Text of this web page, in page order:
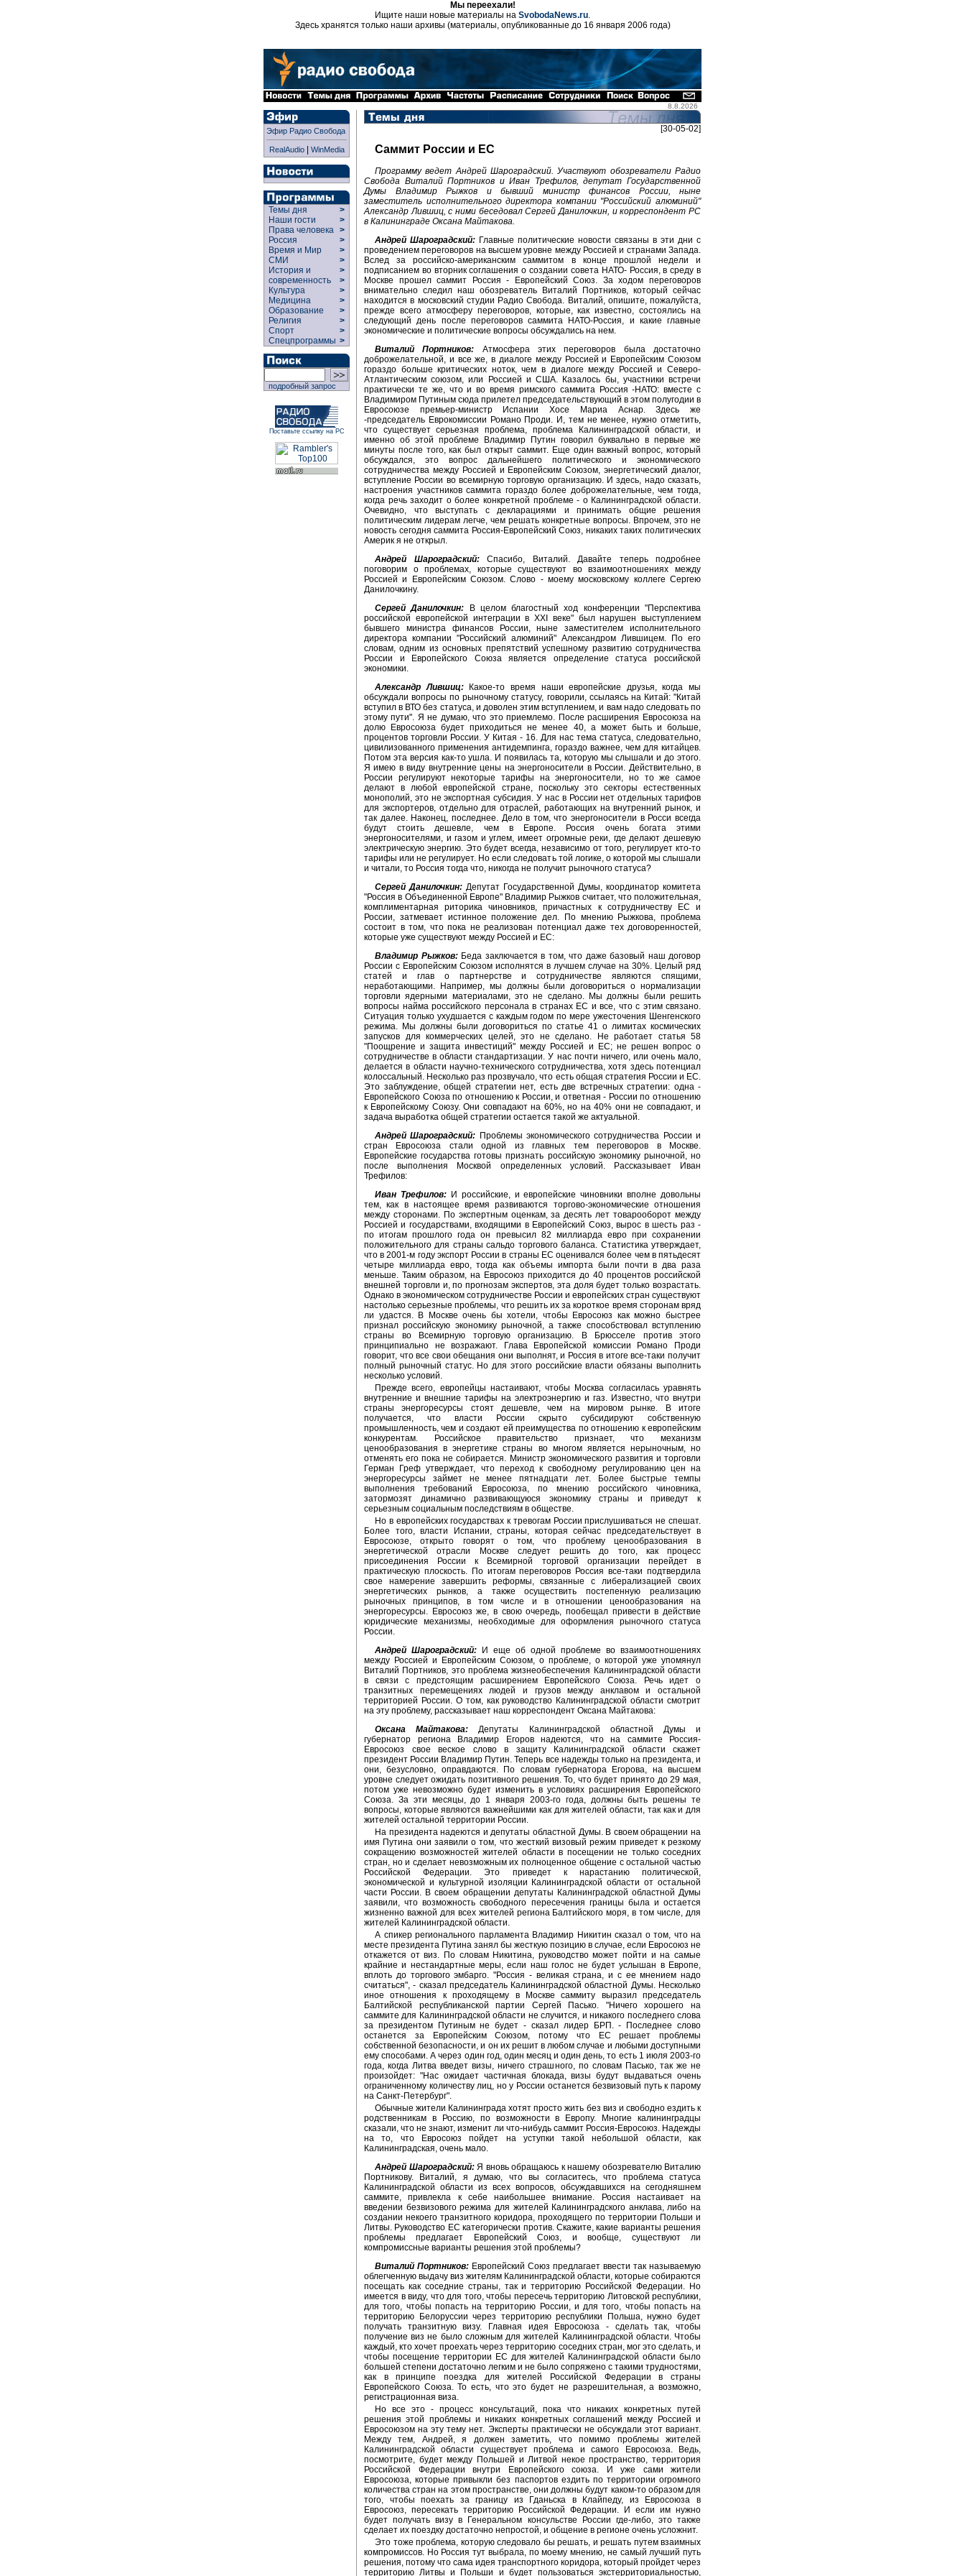
Мы переехали!
Ищите наши новые материалы на SvobodaNews.ru.
Здесь хранятся только наши архивы (материалы, опубликованные до 16 января 2006 года)
8.8.2026
Эфир Радио Свобода
RealAudio| WinMedia
Темы дня
>
Наши гости
>
Права человека >
Россия
>
Время и Мир
>
СМИ
>
История и
современность
>
>
Культура
>
Медицина
>
Образование
>
Религия
>
Спорт
>
Спецпрограммы >
подробный запрос
Поставьте ссылку на РС
[30-05-02]
Саммит России и ЕС
Программу ведет Андрей Шароградский. Участвуют обозреватели Радио
Свобода Виталий Портников и Иван Трефилов, депутат Государственной
Думы Владимир Рыжков и бывший министр финансов России, ныне
заместитель исполнительного директора компании "Российский алюминий"
Александр Лившиц, с ними беседовал Сергей Данилочкин, и корреспондент РС
в Калининграде Оксана Майтакова.
Андрей Шароградский: Главные политические новости связаны в эти дни с
проведением переговоров на высшем уровне между Россией и странами Запада.
Вслед за российско-американским саммитом в конце прошлой недели и
подписанием во вторник соглашения о создании совета НАТО- Россия, в среду в
Москве прошел саммит Россия - Европейский Союз. За ходом переговоров
внимательно следил наш обозреватель Виталий Портников, который сейчас
находится в московский студии Радио Свобода. Виталий, опишите, пожалуйста,
прежде всего атмосферу переговоров, которые, как известно, состоялись на
следующий день после переговоров саммита НАТО-Россия, и какие главные
экономические и политические вопросы обсуждались на нем.
Виталий Портников: Атмосфера этих переговоров была достаточно
доброжелательной, и все же, в диалоге между Россией и Европейским Союзом
гораздо больше критических ноток, чем в диалоге между Россией и Северо-
Атлантическим союзом, или Россией и США. Казалось бы, участники встречи
практически те же, что и во время римского саммита Россия -НАТО: вместе с
Владимиром Путиным сюда прилетел председательствующий в этом полугодии в
Евросоюзе премьер-министр Испании Хосе Мариа Аснар. Здесь же
-председатель Еврокомиссии Романо Проди. И, тем не менее, нужно отметить,
что существует серьезная проблема, проблема Калининградской области, и
именно об этой проблеме Владимир Путин говорил буквально в первые же
минуты после того, как был открыт саммит. Еще один важный вопрос, который
обсуждался, это вопрос дальнейшего политического и экономического
сотрудничества между Россией и Европейским Союзом, энергетический диалог,
вступление России во всемирную торговую организацию. И здесь, надо сказать,
настроения участников саммита гораздо более доброжелательные, чем тогда,
когда речь заходит о более конкретной проблеме - о Калининградской области.
Очевидно, что выступать с декларациями и принимать общие решения
политическим лидерам легче, чем решать конкретные вопросы. Впрочем, это не
новость сегодня саммита Россия-Европейский Союз, никаких таких политических
Америк я не открыл.
Андрей Шароградский:Спасибо, Виталий. Давайте теперь подробнее
поговорим о проблемах, которые существуют во взаимоотношениях между
Россией и Европейским Союзом. Слово - моему московскому коллеге Сергею
Данилочкину.
Сергей Данилочкин: В целом благостный ход конференции "Перспектива
российской европейской интеграции в ХХI веке" был нарушен выступлением
бывшего министра финансов России, ныне заместителем исполнительного
директора компании "Российский алюминий" Александром Лившицем. По его
словам, одним из основных препятствий успешному развитию сотрудничества
России и Европейского Союза является определение статуса российской
экономики.
Александр Лившиц:Какое-то время наши европейские друзья, когда мы
обсуждали вопросы по рыночному статусу, говорили, ссылаясь на Китай: "Китай
вступил в ВТО без статуса, и доволен этим вступлением, и вам надо следовать по
этому пути". Я не думаю, что это приемлемо. После расширения Евросоюза на
долю Евросоюза будет приходиться не менее 40, а может быть и больше,
процентов торговли России. У Китая - 16. Для нас тема статуса, следовательно,
цивилизованного применения антидемпинга, гораздо важнее, чем для китайцев.
Потом эта версия как-то ушла. И появилась та, которую мы слышали и до этого.
Я имею в виду внутренние цены на энергоносители в России. Действительно, в
России регулируют некоторые тарифы на энергоносители, но то же самое
делают в любой европейской стране, поскольку это секторы естественных
монополий, это не экспортная субсидия. У нас в России нет отдельных тарифов
для экспортеров, отдельно для отраслей, работающих на внутренний рынок, и
так далее. Наконец, последнее. Дело в том, что энергоносители в Росси всегда
будут стоить дешевле, чем в Европе. Россия очень богата этими
энергоносителями, и газом и углем, имеет огромные реки, где делают дешевую
электрическую энергию. Это будет всегда, независимо от того, регулирует кто-то
тарифы или не регулирует. Но если следовать той логике, о которой мы слышали
и читали, то Россия тогда что, никогда не получит рыночного статуса?
Сергей Данилочкин: Депутат Государственной Думы, координатор комитета
"Россия в Объединенной Европе" Владимир Рыжков считает, что положительная,
комплиментарная риторика чиновников, причастных к сотрудничеству ЕС и
России, затмевает истинное положение дел. По мнению Рыжкова, проблема
состоит в том, что пока не реализован потенциал даже тех договоренностей,
которые уже существуют между Россией и ЕС:
Владимир Рыжков:Беда заключается в том, что даже базовый наш договор
России с Европейским Союзом исполнятся в лучшем случае на 30%. Целый ряд
статей и глав о партнерстве и сотрудничестве являются спящими,
неработающими. Например, мы должны были договориться о нормализации
торговли ядерными материалами, это не сделано. Мы должны были решить
вопросы найма российского персонала в странах ЕС и все, что с этим связано.
Ситуация только ухудшается с каждым годом по мере ужесточения Шенгенского
режима. Мы должны были договориться по статье 41 о лимитах космических
запусков для коммерческих целей, это не сделано. Не работает статья 58
"Поощрение и защита инвестиций" между Россией и ЕС; не решен вопрос о
сотрудничестве в области стандартизации. У нас почти ничего, или очень мало,
делается в области научно-технического сотрудничества, хотя здесь потенциал
колоссальный. Несколько раз прозвучало, что есть общая стратегия России и ЕС.
Это заблуждение, общей стратегии нет, есть две встречных стратегии: одна -
Европейского Союза по отношению к России, и ответная - России по отношению
к Европейскому Союзу. Они совпадают на 60%, но на 40% они не совпадают, и
задача выработка общей стратегии остается такой же актуальной.
Андрей Шароградский: Проблемы экономического сотрудничества России и
стран Евросоюза стали одной из главных тем переговоров в Москве.
Европейские государства готовы признать российскую экономику рыночной, но
после выполнения Москвой определенных условий. Рассказывает Иван
Трефилов:
Иван Трефилов:И российские, и европейские чиновники вполне довольны
тем, как в настоящее время развиваются торгово-экономические отношения
между сторонами. По экспертным оценкам, за десять лет товарооборот между
Россией и государствами, входящими в Европейский Союз, вырос в шесть раз -
по итогам прошлого года он превысил 82 миллиарда евро при сохранении
положительного для страны сальдо торгового баланса. Статистика утверждает,
что в 2001-м году экспорт России в страны ЕС оценивался более чем в пятьдесят
четыре миллиарда евро, тогда как объемы импорта были почти в два раза
меньше. Таким образом, на Евросоюз приходится до 40 процентов российской
внешней торговли и, по прогнозам экспертов, эта доля будет только возрастать.
Однако в экономическом сотрудничестве России и европейских стран существуют
настолько серьезные проблемы, что решить их за короткое время сторонам вряд
ли удастся. В Москве очень бы хотели, чтобы Евросоюз как можно быстрее
признал российскую экономику рыночной, а также способствовал вступлению
страны во Всемирную торговую организацию. В Брюсселе против этого
принципиально не возражают. Глава Европейской комиссии Романо Проди
говорит, что все свои обещания они выполнят, и Россия в итоге все-таки получит
полный рыночный статус. Но для этого российские власти обязаны выполнить
несколько условий.
Прежде всего, европейцы настаивают, чтобы Москва согласилась уравнять
внутренние и внешние тарифы на электроэнергию и газ. Известно, что внутри
страны энергоресурсы стоят дешевле, чем на мировом рынке. В итоге
получается, что власти России скрыто субсидируют собственную
промышленность, чем и создают ей преимущества по отношению к европейским
конкурентам. Российское правительство признает, что механизм
ценообразования в энергетике страны во многом является нерыночным, но
отменять его пока не собирается. Министр экономического развития и торговли
Герман Греф утверждает, что переход к свободному регулированию цен на
энергоресурсы займет не менее пятнадцати лет. Более быстрые темпы
выполнения требований Евросоюза, по мнению российского чиновника,
затормозят динамично развивающуюся экономику страны и приведут к
серьезным социальным последствиям в обществе.
Но в европейских государствах к тревогам России прислушиваться не спешат.
Более того, власти Испании, страны, которая сейчас председательствует в
Евросоюзе, открыто говорят о том, что проблему ценообразования в
энергетической отрасли Москве следует решить до того, как процесс
присоединения России к Всемирной торговой организации перейдет в
практическую плоскость. По итогам переговоров Россия все-таки подтвердила
свое намерение завершить реформы, связанные с либерализацией своих
энергетических рынков, а также осуществить постепенную реализацию
рыночных принципов, в том числе и в отношении ценообразования на
энергоресурсы. Евросоюз же, в свою очередь, пообещал привести в действие
юридические механизмы, необходимые для оформления рыночного статуса
России.
Андрей Шароградский: И еще об одной проблеме во взаимоотношениях
между Россией и Европейским Союзом, о проблеме, о которой уже упомянул
Виталий Портников, это проблема жизнеобеспечения Калининградской области
в связи с предстоящим расширением Европейского Союза. Речь идет о
транзитных перемещениях людей и грузов между анклавом и остальной
территорией России. О том, как руководство Калининградской области смотрит
на эту проблему, рассказывает наш корреспондент Оксана Майтакова:
Оксана Майтакова: Депутаты Калининградской областной Думы и
губернатор региона Владимир Егоров надеются, что на саммите Россия-
Евросоюз свое веское слово в защиту Калининградской области скажет
президент России Владимир Путин. Теперь все надежды только на президента, и
они, безусловно, оправдаются. По словам губернатора Егорова, на высшем
уровне следует ожидать позитивного решения. То, что будет принято до 29 мая,
потом уже невозможно будет изменить в условиях расширения Европейского
Союза. За эти месяцы, до 1 января 2003-го года, должны быть решены те
вопросы, которые являются важнейшими как для жителей области, так как и для
жителей остальной территории России.
На президента надеются и депутаты областной Думы. В своем обращении на
имя Путина они заявили о том, что жесткий визовый режим приведет к резкому
сокращению возможностей жителей области в посещении не только соседних
стран, но и сделает невозможным их полноценное общение с остальной частью
Российской Федерации. Это приведет к нарастанию политической,
экономической и культурной изоляции Калининградской области от остальной
части России. В своем обращении депутаты Калининградской областной Думы
заявили, что возможность свободного пересечения границы была и остается
жизненно важной для всех жителей региона Балтийского моря, в том числе, для
жителей Калининградской области.
А спикер регионального парламента Владимир Никитин сказал о том, что на
месте президента Путина занял бы жесткую позицию в случае, если Евросоюз не
откажется от виз. По словам Никитина, руководство может пойти и на самые
крайние и нестандартные меры, если наш голос не будет услышан в Европе,
вплоть до торгового эмбарго. "Россия - великая страна, и с ее мнением надо
считаться", - сказал председатель Калининградской областной Думы. Несколько
иное отношения к проходящему в Москве саммиту выразил председатель
Балтийской республиканской партии Сергей Пасько. "Ничего хорошего на
саммите для Калининградской области не случится, и никакого последнего слова
за президентом Путиным не будет - сказал лидер БРП. - Последнее слово
останется за Европейским Союзом, потому что ЕС решает проблемы
собственной безопасности, и он их решит в любом случае и любыми доступными
ему способами. А через один год, один месяц и один день, то есть 1 июля 2003-го
года, когда Литва введет визы, ничего страшного, по словам Пасько, так же не
произойдет: "Нас ожидает частичная блокада, визы будут выдаваться очень
ограниченному количеству лиц, но у России останется безвизовый путь к парому
на Санкт-Петербург".
Обычные жители Калининграда хотят просто жить без виз и свободно ездить к
родственникам в Россию, по возможности в Европу. Многие калининградцы
сказали, что не знают, изменит ли что-нибудь саммит Россия-Евросоюз. Надежды
на то, что Евросоюз пойдет на уступки такой небольшой области, как
Калининградская, очень мало.
Андрей Шароградский:Я вновь обращаюсь к нашему обозревателю Виталию
Портникову. Виталий, я думаю, что вы согласитесь, что проблема статуса
Калининградской области из всех вопросов, обсуждавшихся на сегодняшнем
саммите, привлекла к себе наибольшее внимание. Россия настаивает на
введении безвизового режима для жителей Калининградского анклава, либо на
создании некоего транзитного коридора, проходящего по территории Польши и
Литвы. Руководство ЕС категорически против. Скажите, какие варианты решения
проблемы предлагает Европейский Союз, и вообще, существуют ли
компромиссные варианты решения этой проблемы?
Виталий Портников: Европейский Союз предлагает ввести так называемую
облегченную выдачу виз жителям Калининградской области, которые собираются
посещать как соседние страны, так и территорию Российской Федерации. Но
имеется в виду, что для того, чтобы пересечь территорию Литовской республики,
для того, чтобы попасть на территорию России, и для того, чтобы попасть на
территорию Белоруссии через территорию республики Польша, нужно будет
получать транзитную визу. Главная идея Евросоюза - сделать так, чтобы
получение виз не было сложным для жителей Калининградской области. Чтобы
каждый, кто хочет проехать через территорию соседних стран, мог это сделать, и
чтобы посещение территории ЕС для жителей Калининградской области было
большей степени достаточно легким и не было сопряжено с такими трудностями,
как в принципе поездка для жителей Российской Федерации в страны
Европейского Союза. То есть, что это будет не разрешительная, а возможно,
регистрационная виза.
Но все это - процесс консультаций, пока что никаких конкретных путей
решения этой проблемы и никаких конкретных соглашений между Россией и
Евросоюзом на эту тему нет. Эксперты практически не обсуждали этот вариант.
Между тем, Андрей, я должен заметить, что помимо проблемы жителей
Калининградской области существует проблема и самого Евросоюза. Ведь,
посмотрите, будет между Польшей и Литвой некое пространство, территория
Российской Федерации внутри Европейского союза. И уже сами жители
Евросоюза, которые привыкли без паспортов ездить по территории огромного
количества стран на этом пространстве, они должны будут каком-то образом для
того, чтобы поехать за границу из Гданьска в Клайпеду, из Евросоюза в
Евросоюз, пересекать территорию Российской Федерации. И если им нужно
будет получать визу в Генеральном консульстве России где-либо, это также
сделает их поездку достаточно непростой, и общение в регионе очень усложнит.
Это тоже проблема, которую следовало бы решать, и решать путем взаимных
компромиссов. Но Россия тут выбрала, по моему мнению, не самый лучший путь
решения, потому что сама идея транспортного коридора, который пройдет через
территорию Литвы и Польши и будет пользоваться экстерриториальностью,